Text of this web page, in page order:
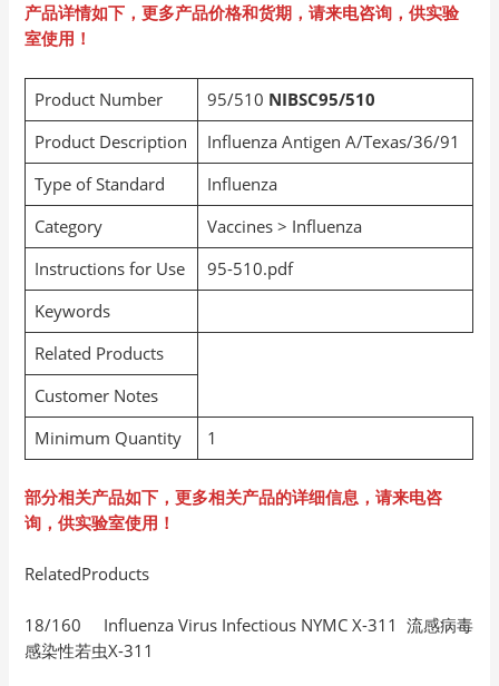
产品详情如下，更多产品价格和货期，请来电咨询，供实验
室使用！
Product Number 95/510 NIBSC95/510
Product Description
Influenza Antigen A/Texas/36/91
Type of Standard
Influenza
Category
Vaccines > Influenza
Instructions for Use
95-510.pdf
Keywords
Related Products
Customer Notes
Minimum Quantity
1
部分相关产品如下，更多相关产品的详细信息，请来电咨
询，供实验室使用！
RelatedProducts
18/160 Influenza Virus Infectious NYMC X-311 流感病毒
感染性若虫X-311